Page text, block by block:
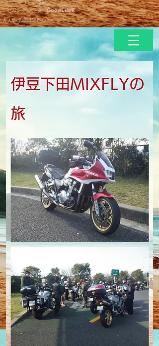
ツーリングクラブ GoodLuck
大人の土曜日専門ツーリングチームです